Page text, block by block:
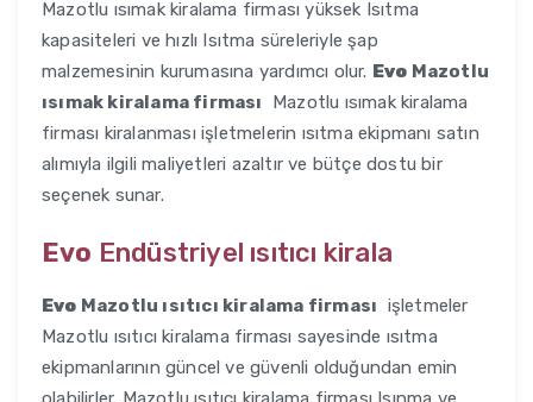
Mazotlu ısımak kiralama firması yüksek Isıtma
kapasiteleri ve hızlı Isıtma süreleriyle şap
malzemesinin kurumasına yardımcı olur. Evo Mazotlu
ısımak kiralama firması Mazotlu ısımak kiralama
firması kiralanması işletmelerin ısıtma ekipmanı satın
alımıyla ilgili maliyetleri azaltır ve bütçe dostu bir
seçenek sunar.
Evo Endüstriyel ısıtıcı kirala
Evo Mazotlu ısıtıcı kiralama firması işletmeler
Mazotlu ısıtıcı kiralama firması sayesinde ısıtma
ekipmanlarının güncel ve güvenli olduğundan emin